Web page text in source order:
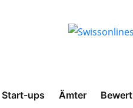
Start-ups Ämter